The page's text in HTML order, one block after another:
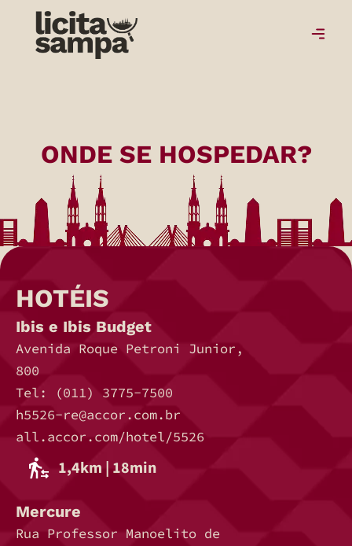
ONDE SE HOSPEDAR?
HOTÉIS
Ibis e Ibis Budget
Avenida Roque Petroni Junior,
800
Tel: (011) 3775-7500
h5526-re@accor.com.br
all.accor.com/hotel/5526
1,4km | 18min
Mercure
Rua Professor Manoelito de